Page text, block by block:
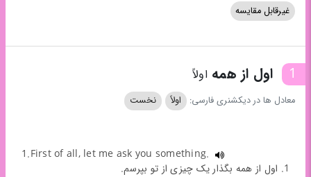
غیرقابل مقایسه
1 اول از همه اولاً
معادل ها در دیکشنری فارسی: اولاً نخست
1.First of all, let me ask you something.
1. اول از همه بگذار یک چیزی از تو بپرسم.